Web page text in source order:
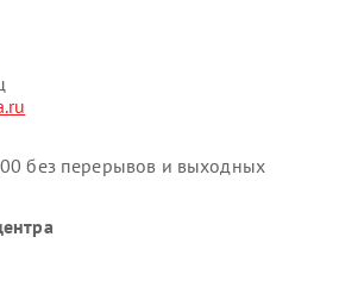
без перерывов и выходных